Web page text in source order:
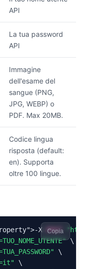
API
La tua password
API
Immagine
dell'esame del
sangue (PNG,
JPG, WEBP) o
PDF. Max 20MB.
Codice lingua
risposta (default:
en). Supporta
oltre 100 lingue.
>-X POST "
\
\
\
Copia